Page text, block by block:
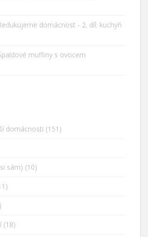
domácnost - 2. díl: kuchyň
muffiny s ovocem
domácnosti (151)
sám) (10)
(18)